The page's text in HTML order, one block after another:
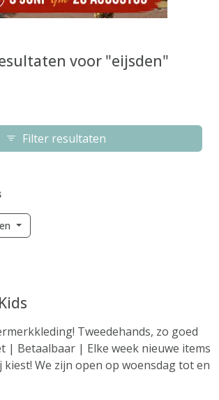
voor "eijsden"
Filter resultaten
Tweedehands, zo goed
| Betaalbaar | Elke week nieuwe items
kiest! We zijn open op woensdag tot en